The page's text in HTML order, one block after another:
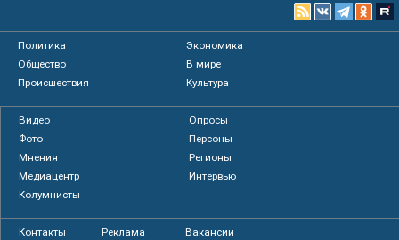
Политика
Экономика
Общество
В мире
Происшествия
Культура
Видео
Опросы
Фото
Персоны
Мнения
Регионы
Медиацентр
Интервью
Колумнисты
Контакты Реклама Вакансии